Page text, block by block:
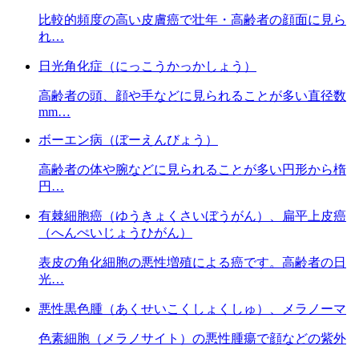
比較的頻度の高い皮膚癌で壮年・高齢者の顔面に見ら
れ…
日光角化症（にっこうかっかしょう）
高齢者の頭、顔や手などに見られることが多い直径数
mm…
ボーエン病（ぼーえんびょう）
高齢者の体や腕などに見られることが多い円形から楕
円…
有棘細胞癌（ゆうきょくさいぼうがん）、扁平上皮癌
（へんぺいじょうひがん）
表皮の角化細胞の悪性増殖による癌です。高齢者の日
光…
悪性黒色腫（あくせいこくしょくしゅ）、メラノーマ
色素細胞（メラノサイト）の悪性腫瘍で顔などの紫外